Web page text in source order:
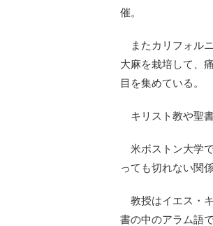
催。
またカリフォル
大麻を栽培して、
目を集めている。
キリスト教や聖
米ボストン大学
っても切れない関
教授はイエス・
書の中のアラム語